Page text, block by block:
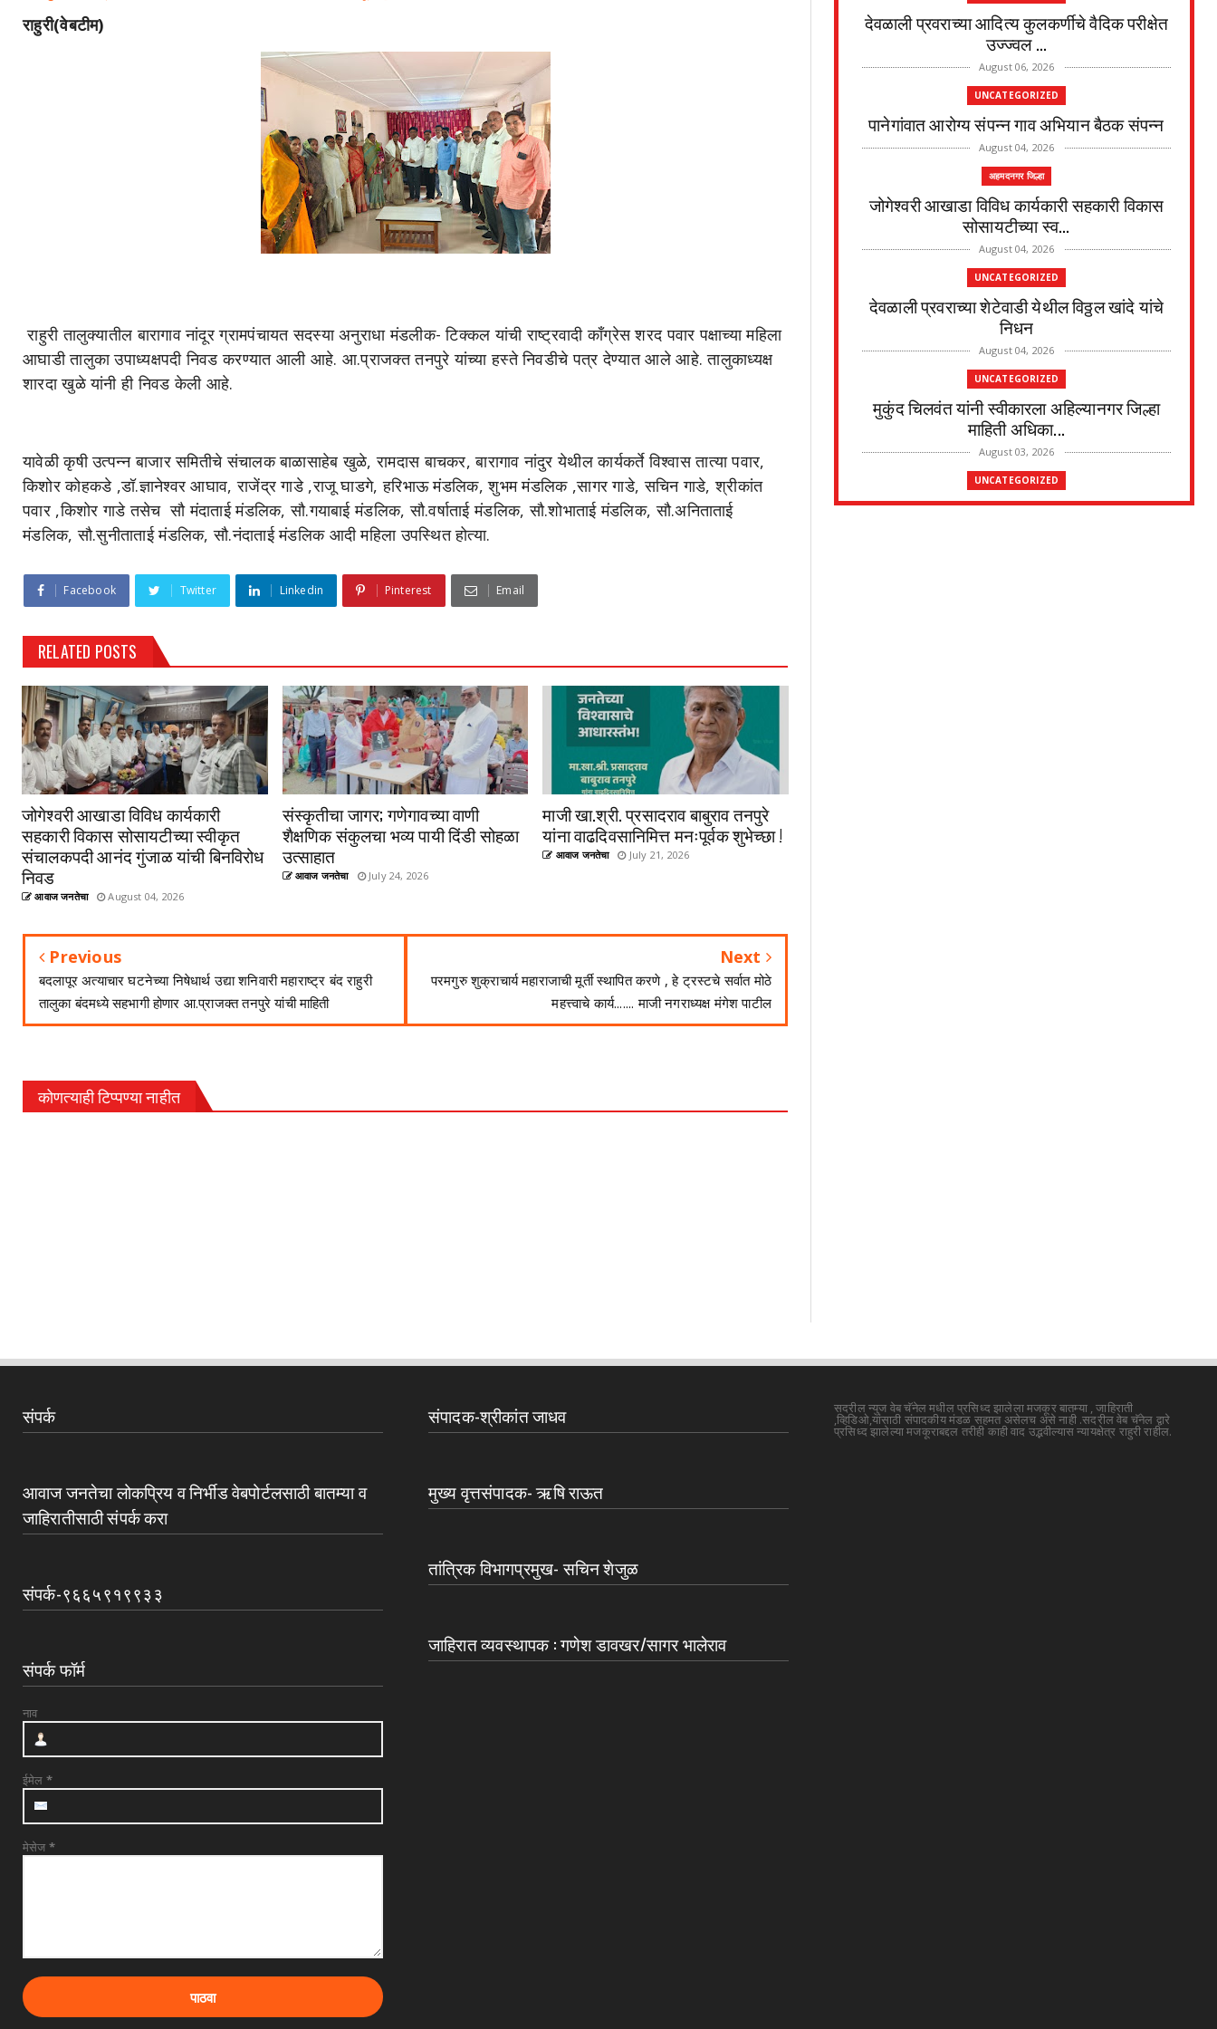
राहुरी(वेबटीम)
राहुरी तालुक्यातील बारागाव नांदूर ग्रामपंचायत सदस्या अनुराधा मंडलीक- टिक्कल यांची राष्ट्रवादी काँग्रेस शरद पवार पक्षाच्या महिला
आघाडी तालुका उपाध्यक्षपदी निवड करण्यात आली आहे. आ.प्राजक्त तनपुरे यांच्या हस्ते निवडीचे पत्र देण्यात आले आहे. तालुकाध्यक्ष
शारदा खुळे यांनी ही निवड केली आहे.
यावेळी कृषी उत्पन्न बाजार समितीचे संचालक बाळासाहेब खुळे, रामदास बाचकर, बारागाव नांदुर येथील कार्यकर्ते विश्वास तात्या पवार,
किशोर कोहकडे ,डॉ.ज्ञानेश्वर आघाव, राजेंद्र गाडे ,राजू घाडगे, हरिभाऊ मंडलिक, शुभम मंडलिक ,सागर गाडे, सचिन गाडे, श्रीकांत
पवार ,किशोर गाडे तसेच सौ मंदाताई मंडलिक, सौ.गयाबाई मंडलिक, सौ.वर्षाताई मंडलिक, सौ.शोभाताई मंडलिक, सौ.अनिताताई
मंडलिक, सौ.सुनीताताई मंडलिक, सौ.नंदाताई मंडलिक आदी महिला उपस्थित होत्या.
Facebook Twitter Linkedin Pinterest Email
RELATED POSTS
जोगेश्वरी आखाडा विविध कार्यकारी
सहकारी विकास सोसायटीच्या स्वीकृत
संचालकपदी आनंद गुंजाळ यांची बिनविरोध
निवड
आवाज जनतेचा August 04, 2026
संस्कृतीचा जागर; गणेगावच्या वाणी
शैक्षणिक संकुलचा भव्य पायी दिंडी सोहळा
उत्साहात
आवाज जनतेचा July 24, 2026
माजी खा.श्री. प्रसादराव बाबुराव तनपुरे
यांना वाढदिवसानिमित्त मनःपूर्वक शुभेच्छा !
आवाज जनतेचा July 21, 2026
Previous
बदलापूर अत्याचार घटनेच्या निषेधार्थ उद्या शनिवारी महाराष्ट्र बंद राहुरी
तालुका बंदमध्ये सहभागी होणार आ.प्राजक्त तनपुरे यांची माहिती
Next
परमगुरु शुक्राचार्य महाराजाची मूर्ती स्थापित करणे , हे ट्रस्टचे सर्वात मोठे
महत्त्वाचे कार्य....... माजी नगराध्यक्ष मंगेश पाटील
कोणत्याही टिप्पण्‍या नाहीत
देवळाली प्रवराच्या आदित्य कुलकर्णीचे वैदिक परीक्षेत
उज्ज्वल ...
August 06, 2026
UNCATEGORIZED
पानेगांवात आरोग्य संपन्न गाव अभियान बैठक संपन्न
August 04, 2026
अहमदनगर जिल्हा
जोगेश्वरी आखाडा विविध कार्यकारी सहकारी विकास
सोसायटीच्या स्व...
August 04, 2026
UNCATEGORIZED
देवळाली प्रवराच्या शेटेवाडी येथील विठ्ठल खांदे यांचे
निधन
August 04, 2026
UNCATEGORIZED
मुकुंद चिलवंत यांनी स्वीकारला अहिल्यानगर जिल्हा
माहिती अधिका...
August 03, 2026
UNCATEGORIZED
देवळाली प्रवरा येथील विधिज्ञ ॲड. प्रकाश संसारे
संपर्क
आवाज जनतेचा लोकप्रिय व निर्भीड वेबपोर्टलसाठी बातम्या व
जाहिरातीसाठी संपर्क करा
संपर्क-९६६५९१९९३३
संपर्क फॉर्म
नाव
ईमेल *
मेसेज *
संपादक-श्रीकांत जाधव
मुख्य वृत्तसंपादक- ऋषि राऊत
तांत्रिक विभागप्रमुख- सचिन शेजुळ
जाहिरात व्यवस्थापक : गणेश डावखर/सागर भालेराव
सदरील न्युज वेब चॅनेल मधील प्रसिध्द झालेला मजकूर बातम्या , जाहिराती
,व्हिडिओ,यांसाठी संपादकीय मंडळ सहमत असेलच असे नाही .सदरील वेब चॅनेल द्वारे
प्रसिध्द झालेल्या मजकूराबद्दल तरीही काही वाद उद्भवील्यास न्यायक्षेत्र राहुरी राहील.